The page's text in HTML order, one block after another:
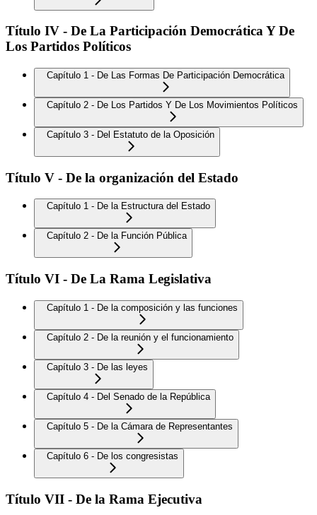
Título IV - De La Participación Democrática Y De
Los Partidos Políticos
Capítulo 1 - De Las Formas De Participación Democrática
Capítulo 2 - De Los Partidos Y De Los Movimientos Políticos
Capítulo 3 - Del Estatuto de la Oposición
Título V - De la organización del Estado
Capítulo 1 - De la Estructura del Estado
Capítulo 2 - De la Función Pública
Título VI - De La Rama Legislativa
Capítulo 1 - De la composición y las funciones
Capítulo 2 - De la reunión y el funcionamiento
Capítulo 3 - De las leyes
Capítulo 4 - Del Senado de la República
Capítulo 5 - De la Cámara de Representantes
Capítulo 6 - De los congresistas
Título VII - De la Rama Ejecutiva